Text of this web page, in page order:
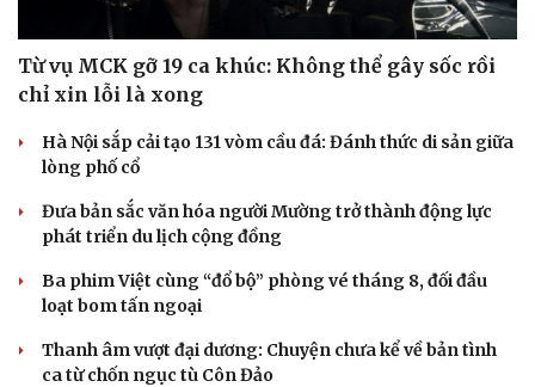
Hạt giống tâm hồn
Từ vụ MCK gỡ 19 ca khúc: Không thể gây sốc rồi
chỉ xin lỗi là xong
Hà Nội sắp cải tạo 131 vòm cầu đá: Đánh thức di sản giữa
lòng phố cổ
Đưa bản sắc văn hóa người Mường trở thành động lực
phát triển du lịch cộng đồng
Ba phim Việt cùng “đổ bộ” phòng vé tháng 8, đối đầu
loạt bom tấn ngoại
Thanh âm vượt đại dương: Chuyện chưa kể về bản tình
ca từ chốn ngục tù Côn Đảo